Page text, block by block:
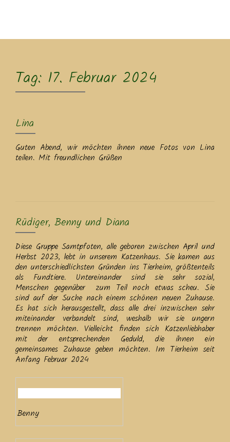
Tag: 17. Februar 2024
Lina
Guten Abend, wir möchten ihnen neue Fotos von Lina
teilen. Mit freundlichen Grüßen
Rüdiger, Benny und Diana
Diese Gruppe Samtpfoten, alle geboren zwischen April und
Herbst 2023, lebt in unserem Katzenhaus. Sie kamen aus
den unterschiedlichsten Gründen ins Tierheim, größtenteils
als Fundtiere. Untereinander sind sie sehr sozial,
Menschen gegenüber zum Teil noch etwas scheu. Sie
sind auf der Suche nach einem schönen neuen Zuhause.
Es hat sich herausgestellt, dass alle drei inzwischen sehr
miteinander verbandelt sind, weshalb wir sie ungern
trennen möchten. Vielleicht finden sich Katzenliebhaber
mit der entsprechenden Geduld, die ihnen ein
gemeinsames Zuhause geben möchten. Im Tierheim seit
Anfang Februar 2024
Benny